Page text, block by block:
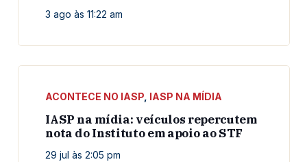
3 ago às 11:22 am
ACONTECE NO IASP IASP NA MÍDIA
IASP na mídia: veículos repercutem
nota do Instituto em apoio ao STF
29 jul às 2:05 pm